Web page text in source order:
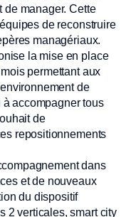
de manager. Cette
de reconstruire
managériaux.
la mise en place
permettant aux
de
accompagner tous
de
repositionnements
dans
et de nouveaux
du dispositif
2 verticales, smart city